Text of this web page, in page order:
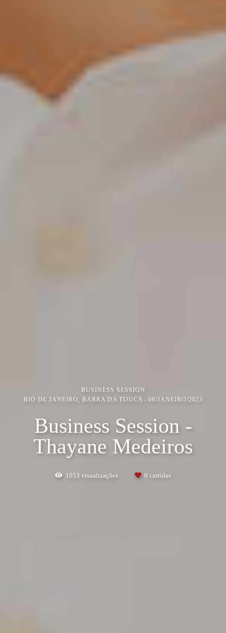
BUSINESS SESSION
RIO DE JANEIRO, BARRA DA TIJUCA
08/JANEIRO/2023
Business Session -
Thayane Medeiros
1053 visualizações 0 curtidas